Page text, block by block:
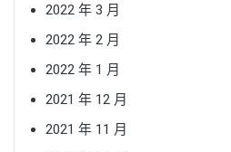
2022 年 3 月
2022 年 2 月
2022 年 1 月
2021 年 12 月
2021 年 11 月